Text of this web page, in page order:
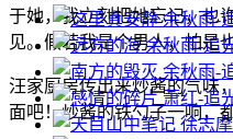
于她，我立刻把她忘记，也
见。假若我是个男人，怕是
汪家厨房传出来炒酱的气味
面吧！炒酱的铁勺子一响